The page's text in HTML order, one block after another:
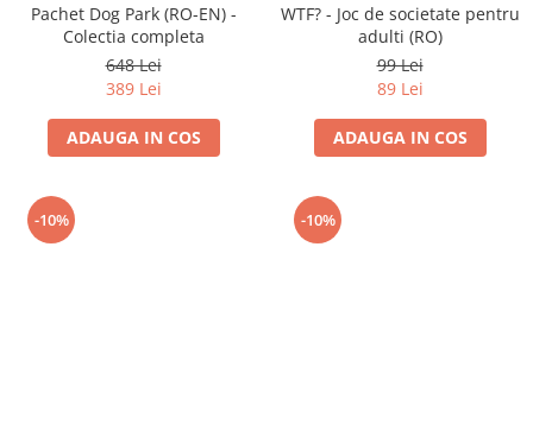
Pachet Dog Park (RO-EN) -
Colectia completa
648 Lei
389 Lei
ADAUGA IN COS
WTF? - Joc de societate pentru
adulti (RO)
99 Lei
89 Lei
ADAUGA IN COS
-10% -10%